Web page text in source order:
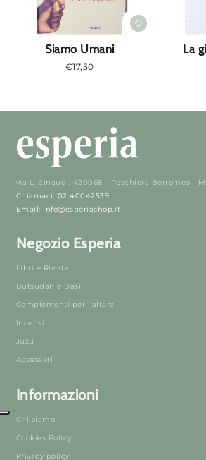
Siamo Umani
Prezzo
€17,50
La
via L. Einaudi, 420068 - Peschiera Borromeo -
Chiamaci: 02 40042539
Email: info@esperiashop.it
Negozio Esperia
Libri e Riviste
Butsudan e Basi
Complementi per l'altare
Incensi
Juzu
Accessori
Informazioni
Chi siamo
Cookies Policy
Privacy policy